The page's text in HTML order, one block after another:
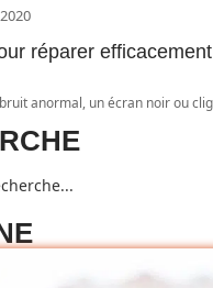
réparer
anormal, un écran noir ou